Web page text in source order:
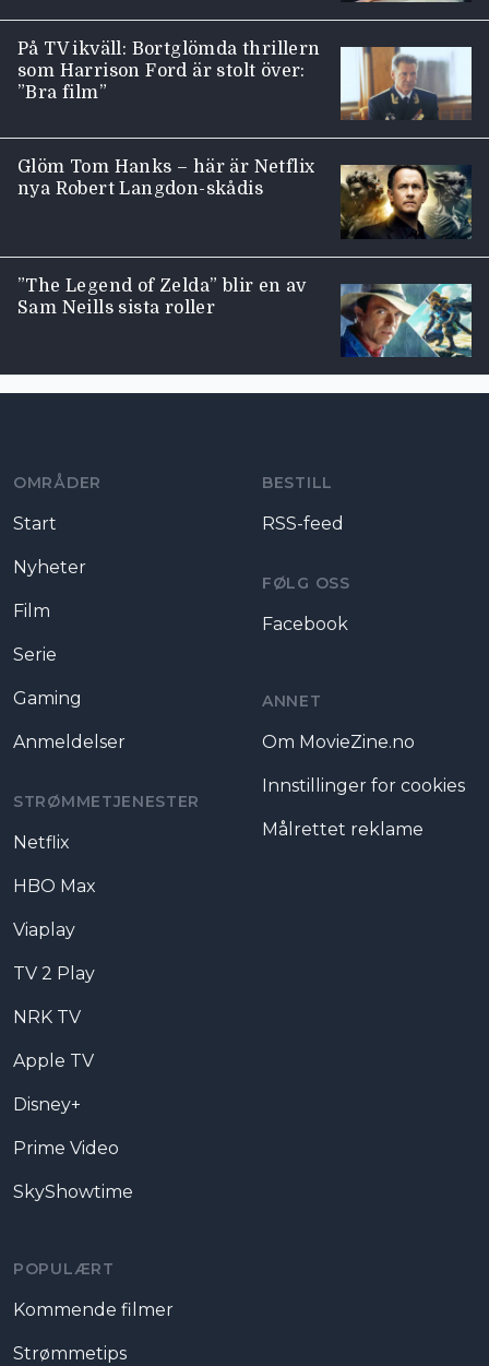
På TV ikväll: Bortglömda thrillern
som Harrison Ford är stolt över:
”Bra film”
Glöm Tom Hanks – här är Netflix
nya Robert Langdon-skådis
”The Legend of Zelda” blir en av
Sam Neills sista roller
OMRÅDER
Start
Nyheter
Film
Serie
Gaming
Anmeldelser
STRØMMETJENESTER
Netflix
HBO Max
Viaplay
TV 2 Play
NRK TV
Apple TV
Disney+
Prime Video
SkyShowtime
POPULÆRT
Kommende filmer
Strømmetips
BESTILL
RSS-feed
FØLG OSS
Facebook
ANNET
Om MovieZine.no
Innstillinger for cookies
Målrettet reklame